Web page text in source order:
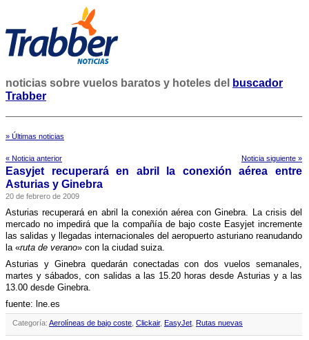
noticias sobre vuelos baratos y hoteles del
buscador
Trabber
» Últimas noticias
« Noticia anterior Noticia siguiente »
Easyjet recuperará en abril la conexión aérea entre
Asturias y Ginebra
20 de febrero de 2009
Asturias recuperará en abril la conexión aérea con Ginebra. La crisis del
mercado no impedirá que la compañí­a de bajo coste Easyjet incremente
las salidas y llegadas internacionales del aeropuerto asturiano reanudando
la «ruta de verano» con la ciudad suiza.
Asturias y Ginebra quedarán conectadas con dos vuelos semanales,
martes y sábados, con salidas a las 15.20 horas desde Asturias y a las
13.00 desde Ginebra.
fuente: lne.es
Categoría: Aerolíneas de bajo coste Clickair, EasyJet Rutas nuevas